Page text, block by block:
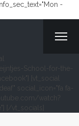
-
School-for-the-
[vt_social
social_icon="fa fa-
watch?
[/vt_socials]